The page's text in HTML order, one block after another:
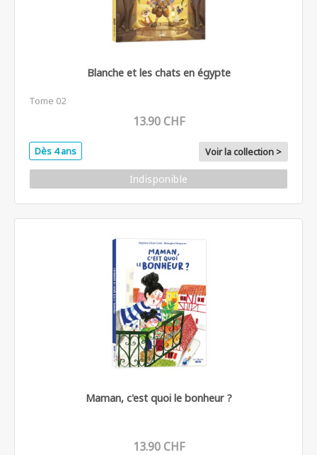
Blanche et les chats en égypte
Tome 02
13.90 CHF
Dès 4 ans Voir la collection >
Indisponible
Maman, c'est quoi le bonheur ?
13.90 CHF